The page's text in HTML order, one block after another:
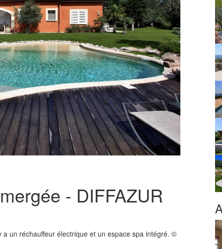
- DIFFAZUR
un réchauffeur électrique et un espace spa intégré. ©